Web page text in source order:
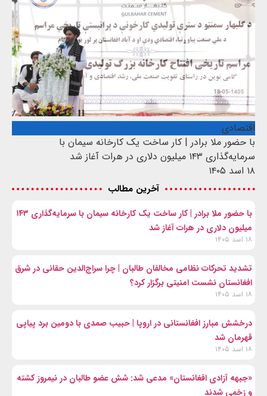
اقتصادی
با حضور ملا برادر | کار ساخت یک کارخانه سیمان با
سرمایه‌گذاری ۱۴۳ میلیون دلاری در هرات آغاز شد
۱۸ اسد ۱۴۰۵
آخرین مطالب
با حضور ملا برادر | کار ساخت یک کارخانه سیمان با سرمایه‌گذاری ۱۴۳
میلیون دلاری در هرات آغاز شد
۱۸ اسد ۱۴۰۵
تشدید تحرکات نظامی مخالفان طالبان | چرا سراج‌الدین حقانی در شرق
افغانستان نشست امنیتی برگزار کرد؟
۱۸ اسد ۱۴۰۵
درخشش مبارز افغانستانی در اروپا | حبیب صمدی با دومین برد پیاپی
قهرمان شد
۱۸ اسد ۱۴۰۵
«جبهه آزادی افغانستان» مدعی شد: شش عضو طالبان در نیمروز کشته
و زخمی شدند